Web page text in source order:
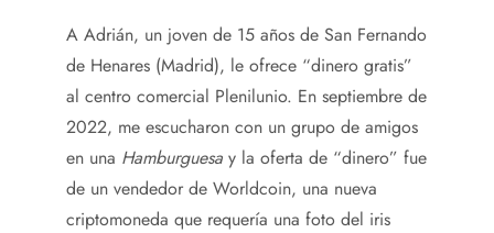
A Adrián, un joven de 15 años de San Fernando
de Henares (Madrid), le ofrece “dinero gratis”
al centro comercial Plenilunio. En septiembre de
2022, me escucharon con un grupo de amigos
en una Hamburguesa y la oferta de “dinero” fue
de un vendedor de Worldcoin, una nueva
criptomoneda que requería una foto del iris